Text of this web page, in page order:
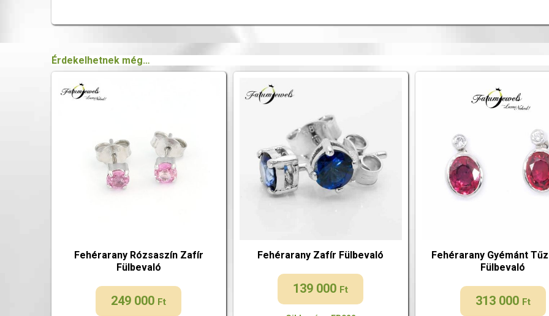
Érdekelhetnek még…
Fehérarany Rózsaszín Zafír
Fülbevaló
249 000 Ft
Fehérarany Zafír Fülbevaló
139 000 Ft
Fehérarany Gyémánt
Fülbevaló
313 000 Ft